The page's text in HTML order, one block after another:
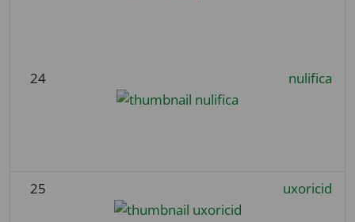
24 nulifica
25 uxoricid